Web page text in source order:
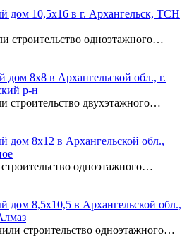
дом 10,5х16 в г. Архангельск, ТСН
строительство одноэтажного…
8х8 в Архангельской обл., г.
р-н
строительство двухэтажного…
дом 8х12 в Архангельской обл.,
одноэтажного…
дом 8,5х10,5 в Архангельской обл.,
строительство одноэтажного…